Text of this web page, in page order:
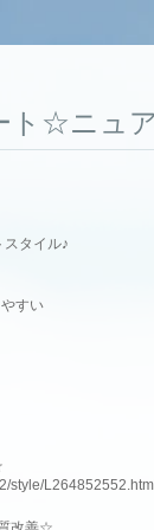
ト☆ニュ
タイル♪
すい
style/